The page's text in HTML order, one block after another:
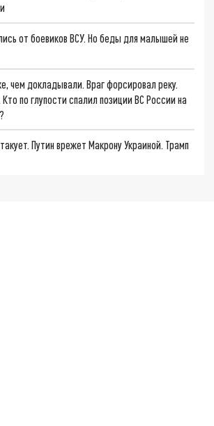
от боевиков ВСУ. Но беды для малышей не
чем докладывали. Враг форсировал реку.
по глупости спалил позиции ВС России на
Путин врежет Макрону Украиной. Трамп